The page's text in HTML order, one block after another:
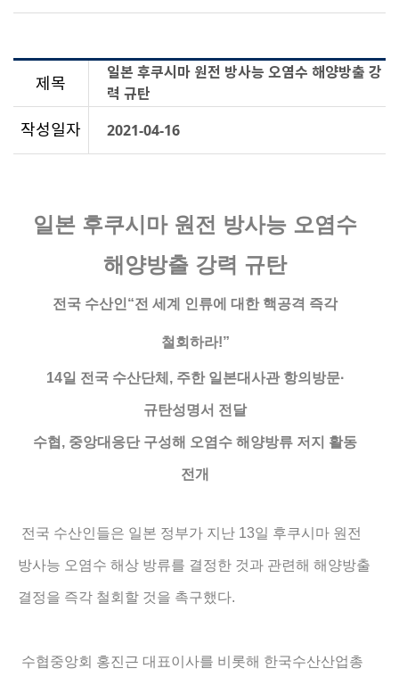
제목
일본 후쿠시마 원전 방사능 오염수 해양방출 강
력 규탄
작성일자 2021-04-16
일본 후쿠시마 원전 방사능 오염수
해양방출 강력 규탄
전국 수산인“전 세계 인류에 대한 핵공격 즉각
철회하라!”
14일 전국 수산단체 , 주한 일본대사관 항의방문·
규탄성명서 전달
수협 , 중앙대응단 구성해 오염수 해양방류 저지 활동
전개
전국 수산인들은 일본 정부가 지난 13일 후쿠시마 원전
방사능 오염수 해상 방류를 결정한 것과 관련해 해양방출
결정을 즉각 철회할 것을 촉구했다
수협중앙회 홍진근 대표이사를 비롯해 한국수산산업총